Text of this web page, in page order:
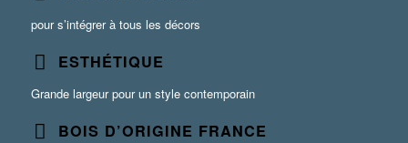
pour s’intégrer à tous les décors
ESTHÉTIQUE
Grande largeur pour un style contemporain
BOIS D’ORIGINE FRANCE